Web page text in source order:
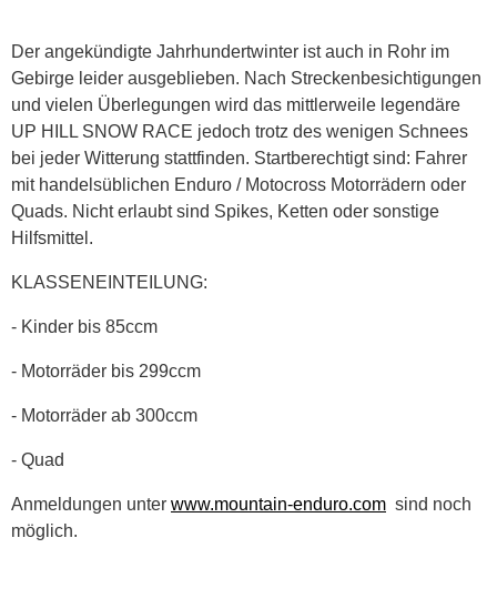
Der angekündigte Jahrhundertwinter ist auch in Rohr im
Gebirge leider ausgeblieben. Nach Streckenbesichtigungen
und vielen Überlegungen wird das mittlerweile legendäre
UP HILL SNOW RACE jedoch trotz des wenigen Schnees
bei jeder Witterung stattfinden. Startberechtigt sind: Fahrer
mit handelsüblichen Enduro / Motocross Motorrädern oder
Quads. Nicht erlaubt sind Spikes, Ketten oder sonstige
Hilfsmittel.
KLASSENEINTEILUNG:
- Kinder bis 85ccm
- Motorräder bis 299ccm
- Motorräder ab 300ccm
- Quad
Anmeldungen unter www.mountain-enduro.com sind noch
möglich.